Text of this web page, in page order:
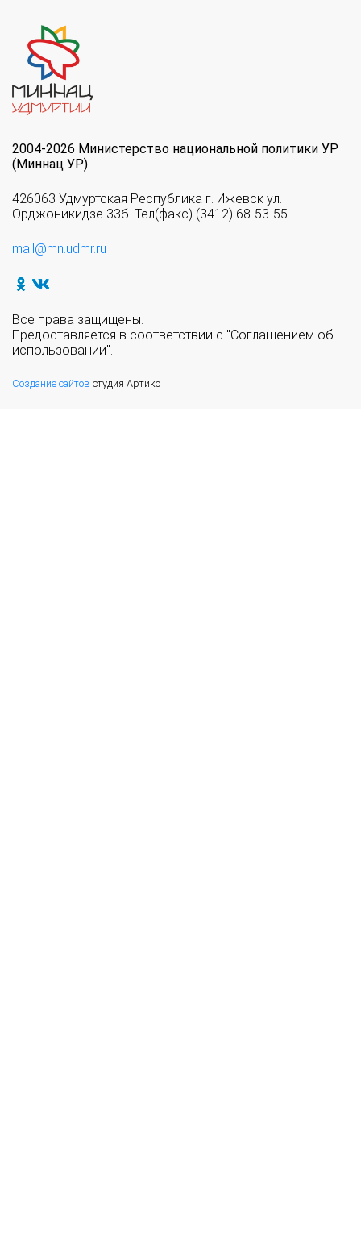
2004-2026 Министерство национальной политики УР
(Миннац УР)
426063 Удмуртская Республика г. Ижевск ул.
Орджоникидзе 33б. Тел(факс) (3412) 68-53-55
mail@mn.udmr.ru
Все права защищены.
Предоставляется в соответствии с "Соглашением об
использовании".
Создание сайтов студия Артико